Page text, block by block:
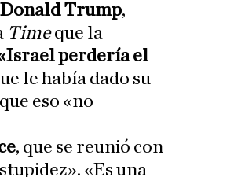
Donald Trump,
Timeque la
perdería el
le había dado su
eso «no
, que se reunió con
«Es una